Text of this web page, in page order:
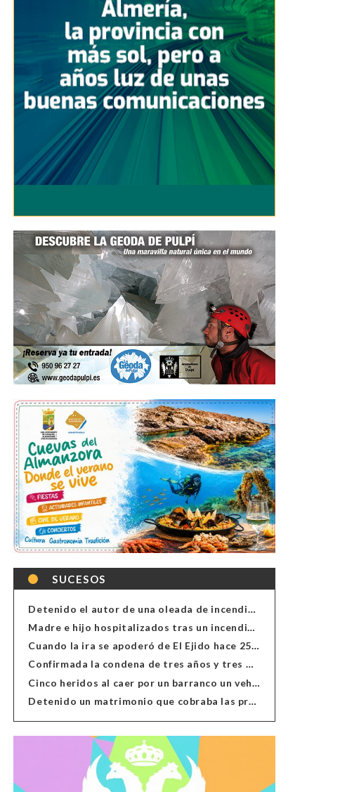
SUCESOS
Detenido el autor de una oleada de incendios de contenedores en Almería
Madre e hijo hospitalizados tras un incendio en la cocina de una vivienda en Almería
Cuando la ira se apoderó de El Ejido hace 25 años
Confirmada la condena de tres años y tres meses al hombre de Antas acusado de xenofobia
Cinco heridos al caer por un barranco un vehículo en Alcolea
Detenido un matrimonio que cobraba las prestaciones de ilegales en Almería, Granada, Málaga, Huelva y Murcia